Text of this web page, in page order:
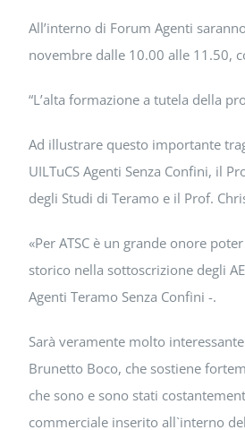
All’interno di Forum Agenti
novembre dalle 10.00 alle 11.50,
“L’alta formazione a tutela della
Ad illustrare questo importante
UILTuCS Agenti Senza Confini, il
degli Studi di Teramo e il Prof.
«Per ATSC è un grande onore
storico nella sottoscrizione degli
Agenti Teramo Senza Confini -.
Sarà veramente molto
Brunetto Boco, che sostiene
che sono e sono stati
commerciale inserito all`interno